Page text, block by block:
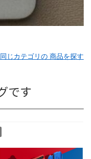
同じカテゴリの 商品を探す
です